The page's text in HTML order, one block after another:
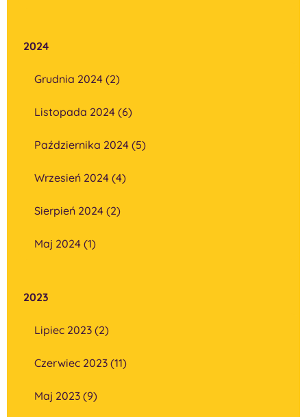
2024
Grudnia 2024 (2)
Listopada 2024 (6)
Października 2024 (5)
Wrzesień 2024 (4)
Sierpień 2024 (2)
Maj 2024 (1)
2023
Lipiec 2023 (2)
Czerwiec 2023 (11)
Maj 2023 (9)